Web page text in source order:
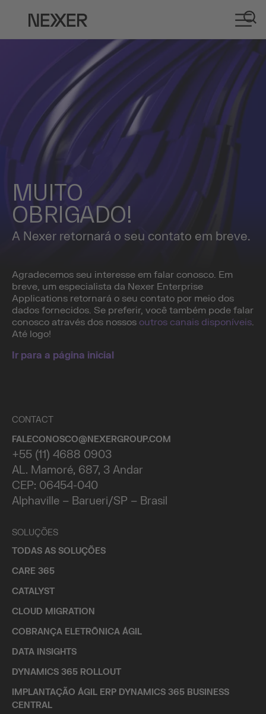
MUITO
OBRIGADO!
A Nexer retornará o seu contato em breve.
Agradecemos seu interesse em falar conosco. Em
breve, um especialista da Nexer Enterprise
Applications retornará o seu contato por meio dos
dados fornecidos. Se preferir, você também pode falar
conosco através dos nossos outros canais disponíveis.
Até logo!
Ir para a página inicial
CONTACT
FALECONOSCO@NEXERGROUP.COM
+55 (11) 4688 0903
AL. Mamoré, 687, 3 Andar
CEP: 06454-040
Alphaville – Barueri/SP – Brasil
SOLUÇÕES
TODAS AS SOLUÇÕES
CARE 365
CATALYST
CLOUD MIGRATION
COBRANÇA ELETRÔNICA ÁGIL
DATA INSIGHTS
DYNAMICS 365 ROLLOUT
IMPLANTAÇÃO ÁGIL ERP DYNAMICS 365 BUSINESS
CENTRAL